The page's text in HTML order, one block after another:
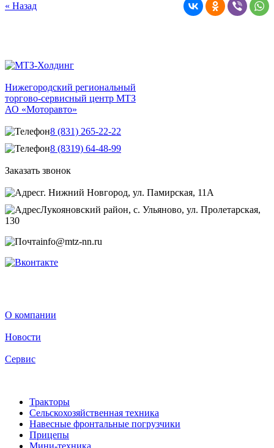
« Назад
Нижегородский региональный
торгово-сервисный центр МТЗ
АО «Моторавто»
8 (831) 265-22-22
8 (8319) 64-48-99
Заказать звонок
г. Нижний Новгород, ул. Памирская, 11А
Лукояновский район, с. Ульяново, ул. Пролетарская,
130
info@mtz-nn.ru
О компании
Новости
Сервис
Тракторы
Сельскохозяйственная техника
Навесные фронтальные погрузчики
Прицепы